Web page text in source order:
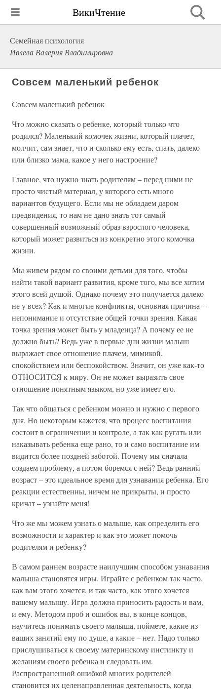
ВикиЧтение
Семейная психология
Ивлева Валерия Владимировна
Совсем маленький ребенок
Совсем маленький ребенок
Что можно сказать о ребенке, который только что
родился? Маленький комочек жизни, который плачет,
молчит, сам знает, что и сколько ему есть, спать, далеко
или близко мама, какое у него настроение?
Главное, что нужно знать родителям – перед ними не
просто чистый материал, у которого есть много
вариантов будущего. Если мы не обладаем даром
предвидения, то нам не дано знать тот самый
совершенный возможный образ взрослого человека,
который может развиться из конкретно этого комочка
жизни.
Мы живем рядом со своими детьми для того, чтобы
найти такой вариант развития, кроме того, мы все хотим
этого всей душой. Однако почему это получается далеко
не у всех? Как и многие конфликты, основная причина –
непонимание и отсутствие общей точки зрения. Какая
точка зрения может быть у младенца? А почему ее не
должно быть? Ведь уже в первые дни жизни малыш
выражает свое отношение плачем, мимикой,
спокойствием или беспокойством. Значит, он уже как-то
ОТНОСИТСЯ к миру. Он не может выразить свое
отношение понятным языком, но уже имеет его.
Так что общаться с ребенком можно и нужно с первого
дня. Но некоторым кажется, что процесс воспитания
состоит в ограничении и контроле, а так как ругать или
наказывать ребенка еще рано, то и само воспитание им
видится более поздней заботой. Почему мы сначала
создаем проблему, а потом боремся с ней? Ведь ранний
возраст – это идеальное время для узнавания ребенка. Его
реакции естественны, ничем не прикрыты, и просто
кричат – узнайте меня!
Что же мы можем узнать о малыше, как определить его
возможности и характер и как это может помочь
родителям и ребенку?
В самом раннем возрасте наилучшим способом узнавания
малыша становятся игры. Играйте с ребенком так часто,
как вам этого хочется, и так часто, как этого хочется
вашему малышу. Игра должна приносить радость и вам,
и ему. Методом проб и ошибок вы, в конце концов,
научитесь понимать своего малыша, поймете, какие из
ваших занятий ему по душе, а какие – нет. Надо только
прислушиваться к своему материнскому инстинкту и
желаниям своего ребенка и следовать им.
Распространенной ошибкой многих родителей
становится их целенаправленная деятельность, когда